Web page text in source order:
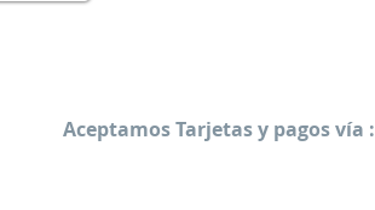
Aceptamos Tarjetas y pagos vía :